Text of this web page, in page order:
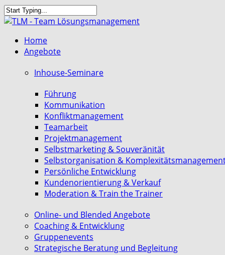
Skip
to
content
Close
search
MenuHome
Angebote
Inhouse-Seminare
Führung
Kommunikation
Konfliktmanagement
Teamarbeit
Projektmanagement
Selbstmarketing & Souveränität
Selbstorganisation &
Persönliche Entwicklung
Kundenorientierung & Verkauf
Moderation & Train the Trainer
Online- und Blended Angebote
Coaching & Entwicklung
Gruppenevents
Strategische Beratung und Begleitung